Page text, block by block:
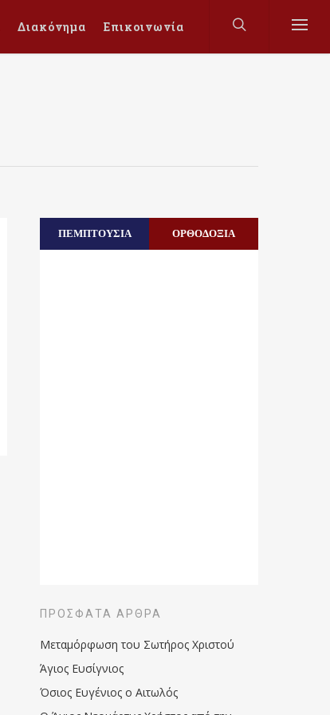
Διακόνημα Επικοινωνία
ΠΕΜΠΤΟΥΣΙΑ ΟΡΘΟΔΟΞΙΑ
ΠΡΌΣΦΑΤΑ ΆΡΘΡΑ
Μεταμόρφωση του Σωτήρος Χριστού
Άγιος Ευσίγνιος
Όσιος Ευγένιος ο Αιτωλός